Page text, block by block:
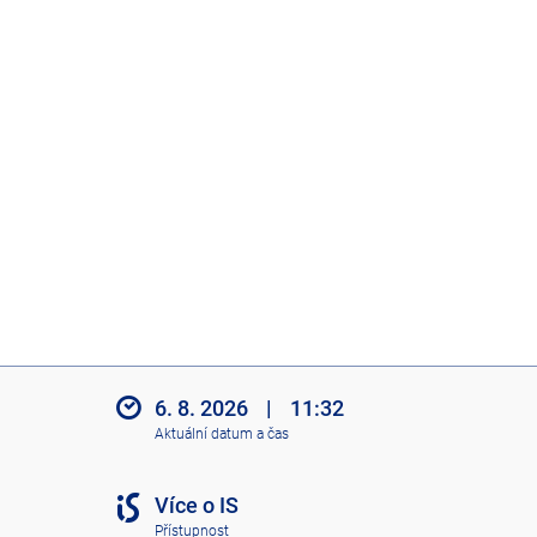
6. 8. 2026 | 11:32
Aktuální datum a čas
Více o IS
Přístupnost